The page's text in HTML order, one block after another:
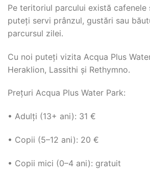
Pe teritoriul parcului există cafenele
puteți servi prânzul, gustări sau
parcursul zilei.
Cu noi puteți vizita Acqua Plus
Heraklion, Lassithi și Rethymno.
Prețuri Acqua Plus Water Park:
• Adulți (13+ ani): 31 €
• Copii (5–12 ani): 20 €
• Copii mici (0–4 ani): gratuit